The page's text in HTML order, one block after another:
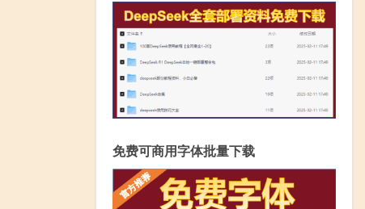
免费可商用字体批量下载